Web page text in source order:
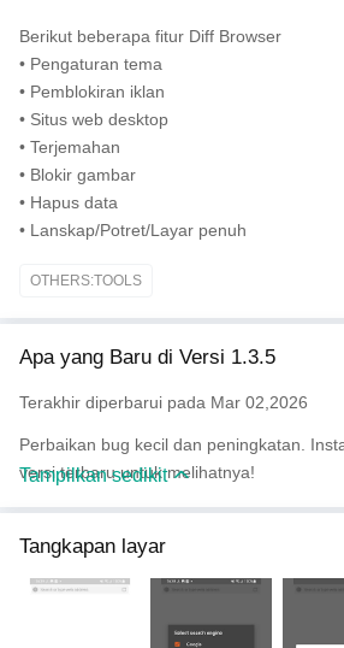
Berikut beberapa fitur Diff Browser
• Pengaturan tema
• Pemblokiran iklan
• Situs web desktop
• Terjemahan
• Blokir gambar
• Hapus data
• Lanskap/Potret/Layar penuh
OTHERS:TOOLS
Apa yang Baru di Versi 1.3.5
Terakhir diperbarui pada Mar 02,2026
Perbaikan bug kecil dan peningkatan.
versi terbaru untuk melihatnya!
Tampilkan sedikit
Tangkapan layar